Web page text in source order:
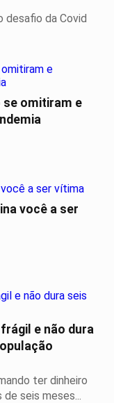
desafio da Covid
se omitiram e
você a ser
e não dura
ter dinheiro
seis meses...